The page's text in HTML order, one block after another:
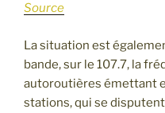
Source
La situation est
bande, sur le 107.7, la
autoroutières émettant
stations, qui se disputent